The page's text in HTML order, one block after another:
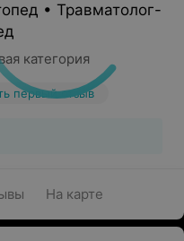
• Травматолог-
категория
первый отзыв
На карте